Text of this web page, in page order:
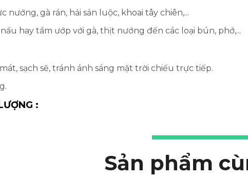
nướng, gà rán, hải sản luộc, khoai tây chiên,...
hay tẩm ướp với gà, thịt nướng đến các loại bún, phở,...
sạch sẽ, tránh ánh sáng mặt trời chiếu trực tiếp.
:
Sản phẩm